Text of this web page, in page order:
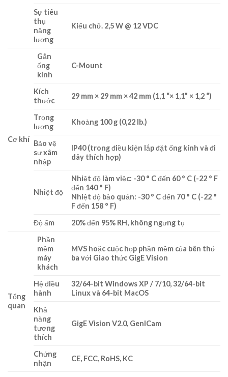
Sự tiêu
thụ
năng
lượng
Kiểu chữ. 2,5 W @ 12 VDC
Cơ khí
Gắn
ống
kính
C-Mount
Kích
thước
29 mm × 29 mm × 42 mm (1,1 “× 1,1” × 1,2 “)
Trọng
lượng
Khoảng 100 g (0,22 lb.)
Bảo vệ
sự xâm
nhập
IP40 (trong điều kiện lắp đặt ống kính và đi
dây thích hợp)
Nhiệt độ
Nhiệt độ làm việc: -30 ° C đến 60 ° C (-22 ° F
đến 140 ° F)
Nhiệt độ bảo quản: -30 ° C đến 70 ° C (-22 °
F đến 158 ° F)
Độ ẩm
20% đến 95% RH, không ngưng tụ
Tổng
quan
Phần
mềm
máy
khách
MVS hoặc cuộc họp phần mềm của bên thứ
ba với Giao thức GigE Vision
Hệ điều
hành
32/64-bit Windows XP / 7/10, 32/64-bit
Linux và 64-bit MacOS
Khả
năng
tương
thích
GigE Vision V2.0, GenICam
Chứng
nhận
CE, FCC, RoHS, KC